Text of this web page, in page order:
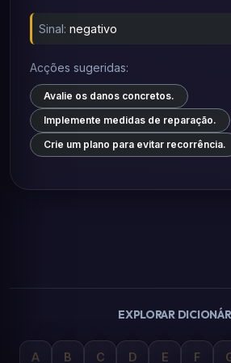
Sinal: negativo
Acções sugeridas:
Avalie os danos concretos.
Implemente medidas de reparação.
Crie um plano para evitar recorrência.
EXPLORAR
A B C D E F